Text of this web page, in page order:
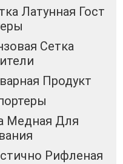
Латунная Гост
Сетка
Продукт
Медная Для
Рифленая